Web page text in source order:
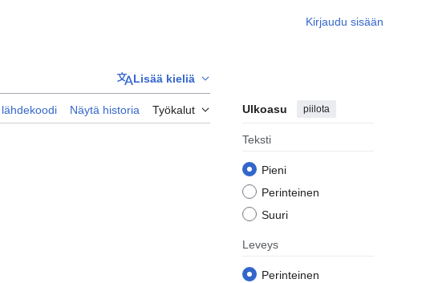
Kirjaudu sisään
Lisää kieliä
Näytä historia Työkalut Ulkoasu piilota
Teksti
Pieni
Perinteinen
Suuri
Leveys
Perinteinen